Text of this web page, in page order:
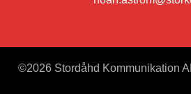
©2026 Stordåhd Kommunikation